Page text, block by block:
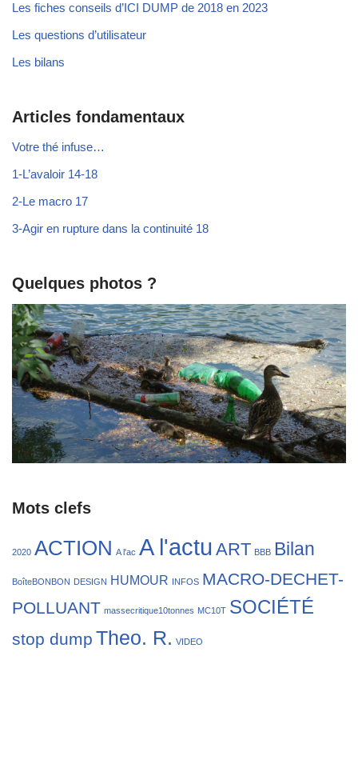
Les fiches conseils d’ICI DUMP de 2018 en 2023
Les questions d’utilisateur
Les bilans
Articles fondamentaux
Votre thé infuse…
1-L’avaloir 14-18
2-Le macro 17
3-Agir en rupture dans la continuité 18
Quelques photos ?
Mots clefs
2020 ACTION A l'ac A l'actu ART BBB Bilan
BoîteBONBON DESIGN HUMOUR INFOS MACRO-DECHET-
POLLUANT massecritique10tonnes MC10T SOCIÉTÉ
stop dump Theo. R. VIDEO